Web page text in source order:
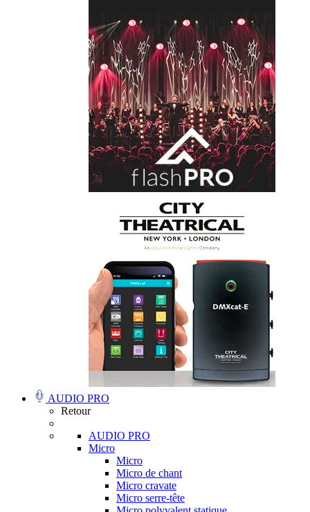
AUDIO PRO
Retour
AUDIO PRO
Micro
Micro
Micro de chant
Micro cravate
Micro serre-tête